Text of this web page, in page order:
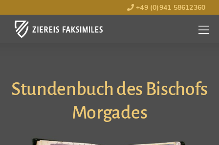
+49 (0)941 58612360
MENÜ
Stundenbuch des Bischofs
Morgades